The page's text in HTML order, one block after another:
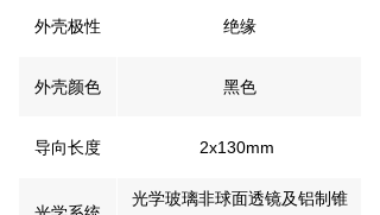
外壳极性 绝缘
外壳颜色 黑色
导向长度 2x130mm
光学玻璃非球面透镜及铝制锥